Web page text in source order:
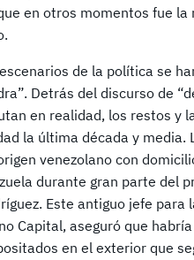
en otros momentos fue la
de la política se
Detrás del discurso de
en realidad, los restos y
la última década y media.
venezolano con
durante gran parte del
Este antiguo jefe para
Capital, aseguró que
en el exterior que